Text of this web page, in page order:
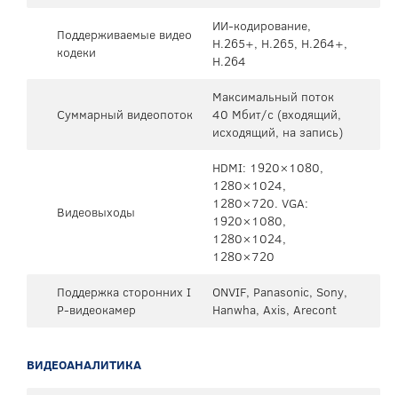
Поддерживаемые видео
кодеки
ИИ-кодирование,
H.265+, H.265, H.264+,
H.264
Суммарный видеопоток
Максимальный поток
40 Мбит/с (входящий,
исходящий, на запись)
Видеовыходы
HDMI: 1920×1080,
1280×1024,
1280×720. VGA:
1920×1080,
1280×1024,
1280×720
Поддержка сторонних I
P-видеокамер
ONVIF, Panasonic, Sony,
Hanwha, Axis, Arecont
ВИДЕОАНАЛИТИКА